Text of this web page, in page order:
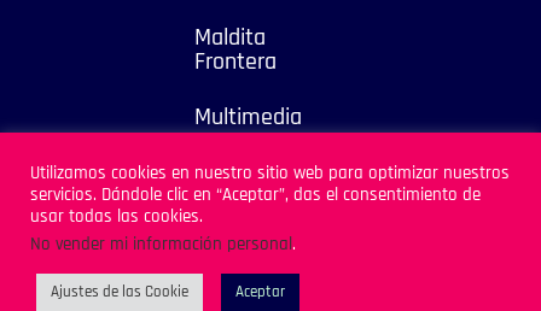
Maldita
Frontera
Multimedia
2025
Sitio Desarrollado por
Archipiélago
Utilizamos cookies en nuestro sitio web para optimizar nuestros
servicios. Dándole clic en “Aceptar”, das el consentimiento de
usar todas las cookies.
No vender mi información personal.
Ajustes de las Cookie Aceptar